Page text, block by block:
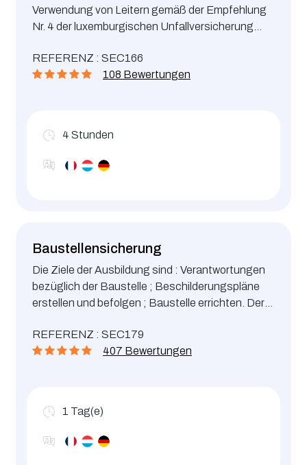
Verwendung von Leitern gemäß der Empfehlung
Nr. 4 der luxemburgischen Unfallversicherung
REFERENZ : SEC166
108 Bewertungen
4 Stunden
Baustellensicherung
Die Ziele der Ausbildung sind : Verantwortungen
bezüglich der Baustelle ; Beschilderungspläne
erstellen und befolgen ; Baustelle errichten. Der
et signalisation des chantiers routiers von der
COMMISSION DE CIRCULATION DE L’ETAT “.
REFERENZ : SEC179
407 Bewertungen
1 Tag(e)